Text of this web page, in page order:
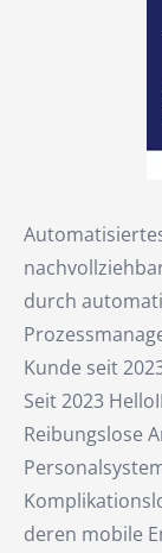
durch
Kunde seit
Seit 2023
Reibungslose
deren mobile